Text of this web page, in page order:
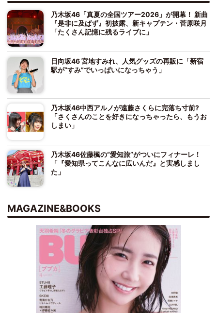
乃木坂46「真夏の全国ツアー2026」が開幕！ 新曲
『是非に及ばず』初披露、新キャプテン・菅原咲月
「たくさん記憶に残るライブに」
日向坂46 宮地すみれ、人気グッズの再販に「新宿
駅が“すみ”でいっぱいになっちゃう」
乃木坂46中西アルノが遠藤さくらに完落ち寸前?
「さくさんのことを好きになっちゃったら、もうお
しまい」
乃木坂46佐藤楓の“愛知旅”がついにフィナーレ！
「『愛知県ってこんなに広いんだ』と実感しまし
た」
MAGAZINE&BOOKS